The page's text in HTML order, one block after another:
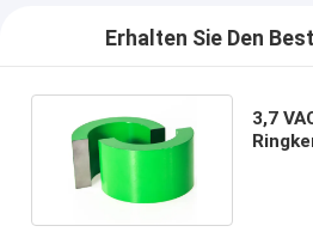
Erhalten Sie Den
3,7